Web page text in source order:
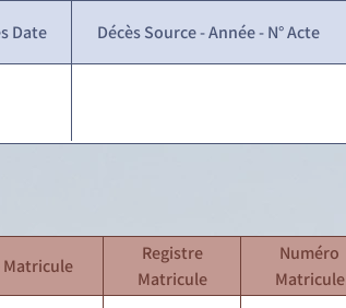
Date Décès Source - Année - N° Acte
Matricule
Registre
Matricule
Numéro
Matricule